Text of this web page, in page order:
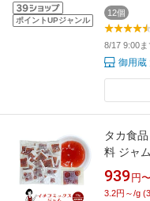
ポイントUPジャンル
12個
8/17 9:00
御用蔵
タカ食
料 ジャ
ン スイ
テイク
939 円
3.2円～/g